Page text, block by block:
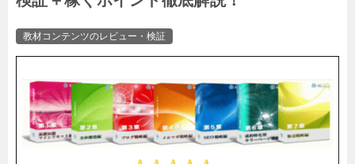
教材コンテンツのレビュー・検証